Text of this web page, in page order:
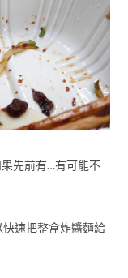
先前有…有可能不
速把整盒炸醬麵給